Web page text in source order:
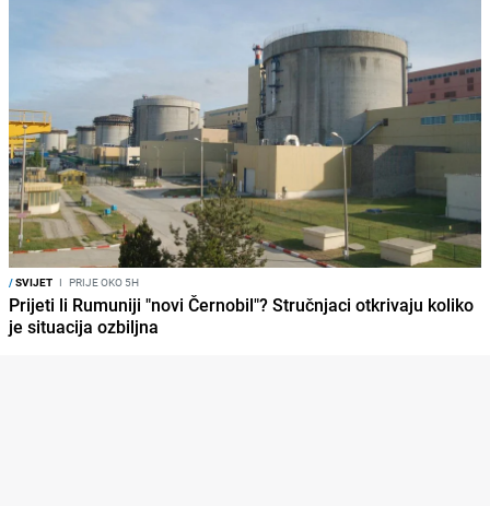
/SVIJET I PRIJE OKO 5H
Prijeti li Rumuniji "novi Černobil"? Stručnjaci otkrivaju koliko
je situacija ozbiljna